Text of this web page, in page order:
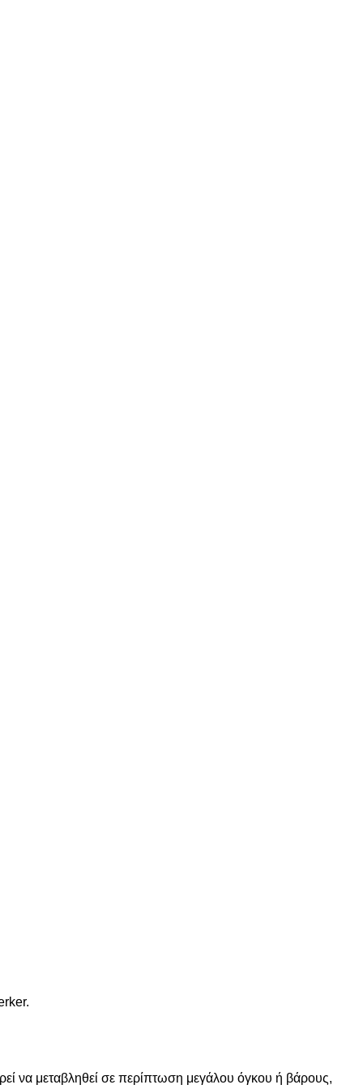
να μεταβληθεί σε περίπτωση μεγάλου όγκου ή βάρους,